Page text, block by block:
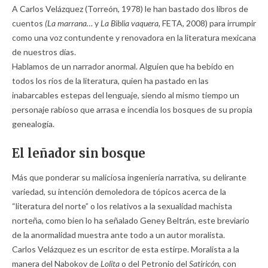
A Carlos Velázquez (Torreón, 1978) le han bastado dos libros de
cuentos (La marrana… yLa Biblia vaquera, FETA, 2008) para irrumpir
como una voz contundente y renovadora en la literatura mexicana
de nuestros días.
Hablamos de un narrador anormal. Alguien que ha bebido en
todos los ríos de la literatura, quien ha pastado en las
inabarcables estepas del lenguaje, siendo al mismo tiempo un
personaje rabioso que arrasa e incendia los bosques de su propia
genealogía.
El leñador sin bosque
Más que ponderar su maliciosa ingeniería narrativa, su delirante
variedad, su intención demoledora de tópicos acerca de la
“literatura del norte” o los relativos a la sexualidad machista
norteña, como bien lo ha señalado Geney Beltrán, este breviario
de la anormalidad muestra ante todo a un autor moralista.
Carlos Velázquez es un escritor de esta estirpe. Moralista a la
manera del Nabokov deLolitao del Petronio del Satiricón, con